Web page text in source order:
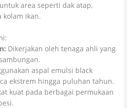
area seperti dak atap,
kolam ikan.
Dikerjakan oleh tenaga ahli yang
aspal emulsi black
ekstrem hingga puluhan tahun.
kuat pada berbagai permukaan